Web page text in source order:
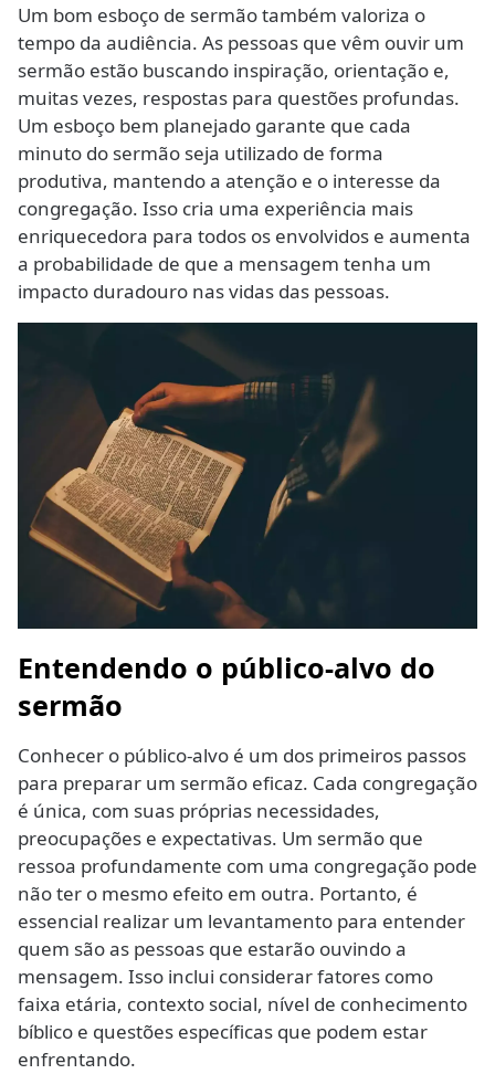
Um bom esboço de sermão também valoriza o
tempo da audiência. As pessoas que vêm ouvir um
sermão estão buscando inspiração, orientação e,
muitas vezes, respostas para questões profundas.
Um esboço bem planejado garante que cada
minuto do sermão seja utilizado de forma
produtiva, mantendo a atenção e o interesse da
congregação. Isso cria uma experiência mais
enriquecedora para todos os envolvidos e aumenta
a probabilidade de que a mensagem tenha um
impacto duradouro nas vidas das pessoas.
Entendendo o público-alvo do
sermão
Conhecer o público-alvo é um dos primeiros passos
para preparar um sermão eficaz. Cada congregação
é única, com suas próprias necessidades,
preocupações e expectativas. Um sermão que
ressoa profundamente com uma congregação pode
não ter o mesmo efeito em outra. Portanto, é
essencial realizar um levantamento para entender
quem são as pessoas que estarão ouvindo a
mensagem. Isso inclui considerar fatores como
faixa etária, contexto social, nível de conhecimento
bíblico e questões específicas que podem estar
enfrentando.